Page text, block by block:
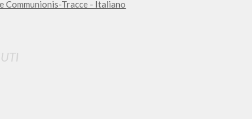
Communionis-Tracce - Italiano